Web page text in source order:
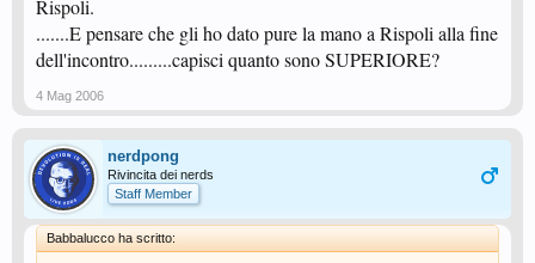
Rispoli.
.......E pensare che gli ho dato pure la mano a Rispoli alla fine
dell'incontro.........capisci quanto sono SUPERIORE?
4 Mag 2006
nerdpong
Rivincita dei nerds
Staff Member
Babbalucco ha scritto: